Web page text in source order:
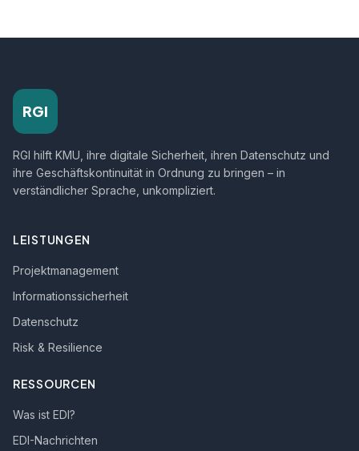
RGI
RGI hilft KMU, ihre digitale Sicherheit, ihren Datenschutz und
ihre Geschäftskontinuität in Ordnung zu bringen – in
verständlicher Sprache, unkompliziert.
LEISTUNGEN
Projektmanagement
Informationssicherheit
Datenschutz
Risk & Resilience
RESSOURCEN
Was ist EDI?
EDI-Nachrichten